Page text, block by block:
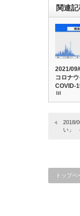
関連
2021/
コロナウ
COVID-
川…
2018/
い」
トップペ